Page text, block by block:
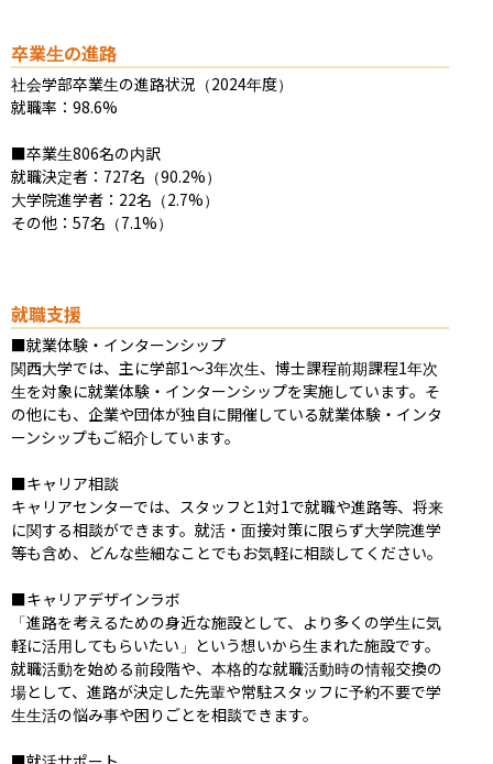
卒業生の進路
社会学部卒業生の進路状況（2024年度）
就職率：98.6%
■卒業生806名の内訳
就職決定者：727名（90.2%）
大学院進学者：22名（2.7%）
その他：57名（7.1%）
就職支援
■就業体験・インターンシップ
関西大学では、主に学部1～3年次生、博士課程前期課程1年次
生を対象に就業体験・インターンシップを実施しています。そ
の他にも、企業や団体が独自に開催している就業体験・インタ
ーンシップもご紹介しています。
■キャリア相談
キャリアセンターでは、スタッフと1対1で就職や進路等、将来
に関する相談ができます。就活・面接対策に限らず大学院進学
等も含め、どんな些細なことでもお気軽に相談してください。
■キャリアデザインラボ
「進路を考えるための身近な施設として、より多くの学生に気
軽に活用してもらいたい」という想いから生まれた施設です。
就職活動を始める前段階や、本格的な就職活動時の情報交換の
場として、進路が決定した先輩や常駐スタッフに予約不要で学
生生活の悩み事や困りごとを相談できます。